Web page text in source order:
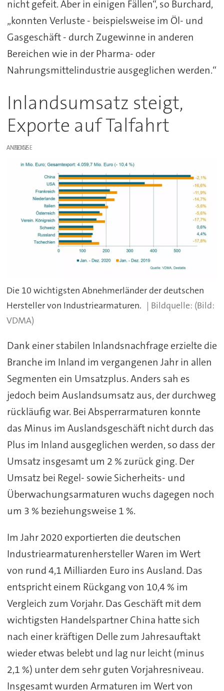
nicht gefeit. Aber in einigen Fällen“, so Burchard,
„konnten Verluste - beispielsweise im Öl- und
Gasgeschäft - durch Zugewinne in anderen
Bereichen wie in der Pharma- oder
Nahrungsmittelindustrie ausgeglichen werden.“
Inlandsumsatz steigt,
Exporte auf Talfahrt
ANZEIGE
Die 10 wichtigsten Abnehmerländer der deutschen
Hersteller von Industriearmaturen.
(Bild:
VDMA)
Dank einer stabilen Inlandsnachfrage erzielte die
Branche im Inland im vergangenen Jahr in allen
Segmenten ein Umsatzplus. Anders sah es
jedoch beim Auslandsumsatz aus, der durchweg
rückläufig war. Bei Absperrarmaturen konnte
das Minus im Auslandsgeschäft nicht durch das
Plus im Inland ausgeglichen werden, so dass der
Umsatz insgesamt um 2 % zurück ging. Der
Umsatz bei Regel- sowie Sicherheits- und
Überwachungsarmaturen wuchs dagegen noch
um 3 % beziehungsweise 1 %.
Im Jahr 2020 exportierten die deutschen
Industriearmaturenhersteller Waren im Wert
von rund 4,1 Milliarden Euro ins Ausland. Das
entspricht einem Rückgang von 10,4 % im
Vergleich zum Vorjahr. Das Geschäft mit dem
wichtigsten Handelspartner China hatte sich
nach einer kräftigen Delle zum Jahresauftakt
wieder etwas belebt und lag nur leicht (minus
2,1 %) unter dem sehr guten Vorjahresniveau.
Insgesamt wurden Armaturen im Wert von